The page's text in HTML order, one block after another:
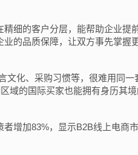
细的客户分层，能帮助企业提
的品质保障，让双方事先掌握
化、采购习惯等，很难用同一
域的国际买家也能拥有身历其
增加83%，显示B2B线上电商
加入公